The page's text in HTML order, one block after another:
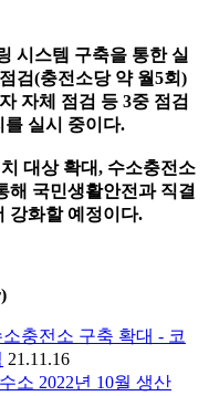
시스템 구축을 통한 실
검(충전소당 약 월5회)
자체 점검 등 3중 점검
실시 중이다.
대상 확대, 수소충전소
해 국민생활안전과 직결
강화할 예정이다.
충전소 구축 확대 - 코
21.11.16
소 2022년 10월 생산